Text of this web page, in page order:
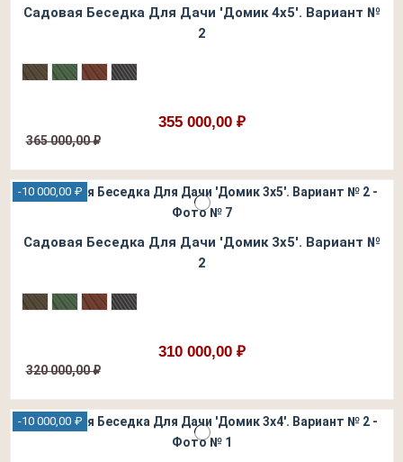
Садовая Беседка Для Дачи 'Домик 4х5'. Вариант №
2
355 000,00 ₽
365 000,00 ₽
-10 000,00 ₽
Садовая Беседка Для Дачи 'Домик 3х5'. Вариант №
2
310 000,00 ₽
320 000,00 ₽
-10 000,00 ₽